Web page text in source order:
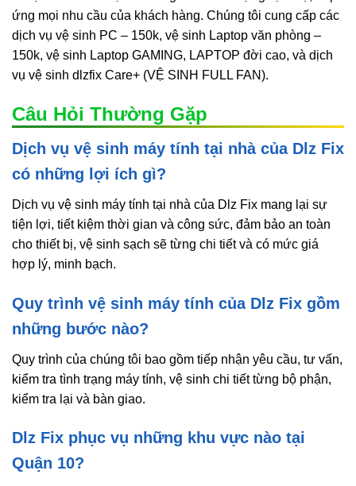
ứng mọi nhu cầu của khách hàng. Chúng tôi cung cấp các
dịch vụ vệ sinh PC – 150k, vệ sinh Laptop văn phòng –
150k, vệ sinh Laptop GAMING, LAPTOP đời cao, và dịch
vụ vệ sinh dlzfix Care+ (VỆ SINH FULL FAN).
Câu Hỏi Thường Gặp
Dịch vụ vệ sinh máy tính tại nhà của Dlz Fix
có những lợi ích gì?
Dịch vụ vệ sinh máy tính tại nhà của Dlz Fix mang lại sự
tiện lợi, tiết kiệm thời gian và công sức, đảm bảo an toàn
cho thiết bị, vệ sinh sạch sẽ từng chi tiết và có mức giá
hợp lý, minh bạch.
Quy trình vệ sinh máy tính của Dlz Fix gồm
những bước nào?
Quy trình của chúng tôi bao gồm tiếp nhận yêu cầu, tư vấn,
kiểm tra tình trạng máy tính, vệ sinh chi tiết từng bộ phận,
kiểm tra lại và bàn giao.
Dlz Fix phục vụ những khu vực nào tại
Quận 10?